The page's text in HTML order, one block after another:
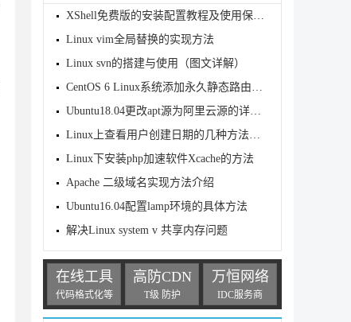
XShell免费版的安装配置教程及使用保姆级教程
Linux vim全局替换的实现方法
Linux svn的搭建与使用（图文详解）
CentOS 6 Linux系统添加永久静态路由的方法
Ubuntu18.04更改apt源为阿里云源的详细过程
Linux上查看用户创建日期的几种方法总结
Linux下安装php加速软件Xcache的方法
Apache 二级域名实现方法介绍
Ubuntu16.04配置lamp环境的具体方法
解决Linux system v 共享内存问题
在线工具
代码格式化等
高防CDN
T级 防护
万恒网络
IDC服务商